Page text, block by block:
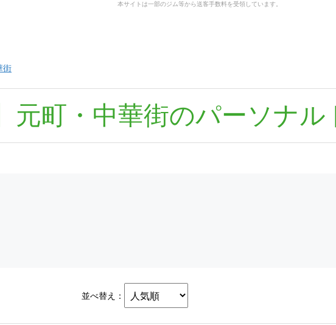
本サイトは一部のジム等から送客手数料を受領しています。
街
元町・中華街のパーソナ
並べ替え：